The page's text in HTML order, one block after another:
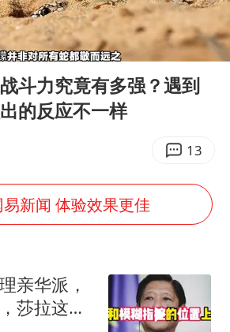
香港高温刷新历史纪录
女子发现前夫婚内与第三者育子
王艺迪无缘横滨赛决赛
2025年小学教师减少13.19万
以军士兵把枪口对准中国记者
《龙餐馆》 冲奖
笔试第一被劝弃考涉事副校长被撤职
03:38
斗力究竟有多强？遇到
的反应不一样
13
新闻 体验效果更佳
亲华派，
莎拉这次